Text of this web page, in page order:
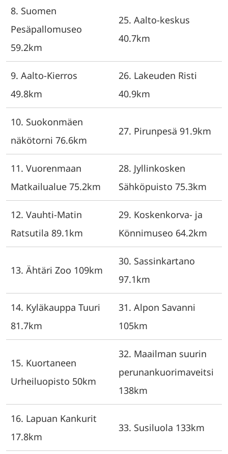
8. Suomen
Pesäpallomuseo
59.2km
25. Aalto-keskus
40.7km
9. Aalto-Kierros
49.8km
26. Lakeuden Risti
40.9km
10. Suokonmäen
näkötorni 76.6km
27. Pirunpesä 91.9km
11. Vuorenmaan
Matkailualue 75.2km
28. Jyllinkosken
Sähköpuisto 75.3km
12. Vauhti-Matin
Ratsutila 89.1km
29. Koskenkorva- ja
Könnimuseo 64.2km
13. Ähtäri Zoo 109km
30. Sassinkartano
97.1km
14. Kyläkauppa Tuuri
81.7km
31. Alpon Savanni
105km
15. Kuortaneen
Urheiluopisto 50km
32. Maailman suurin
perunankuorimaveitsi
138km
16. Lapuan Kankurit
17.8km
33. Susiluola 133km